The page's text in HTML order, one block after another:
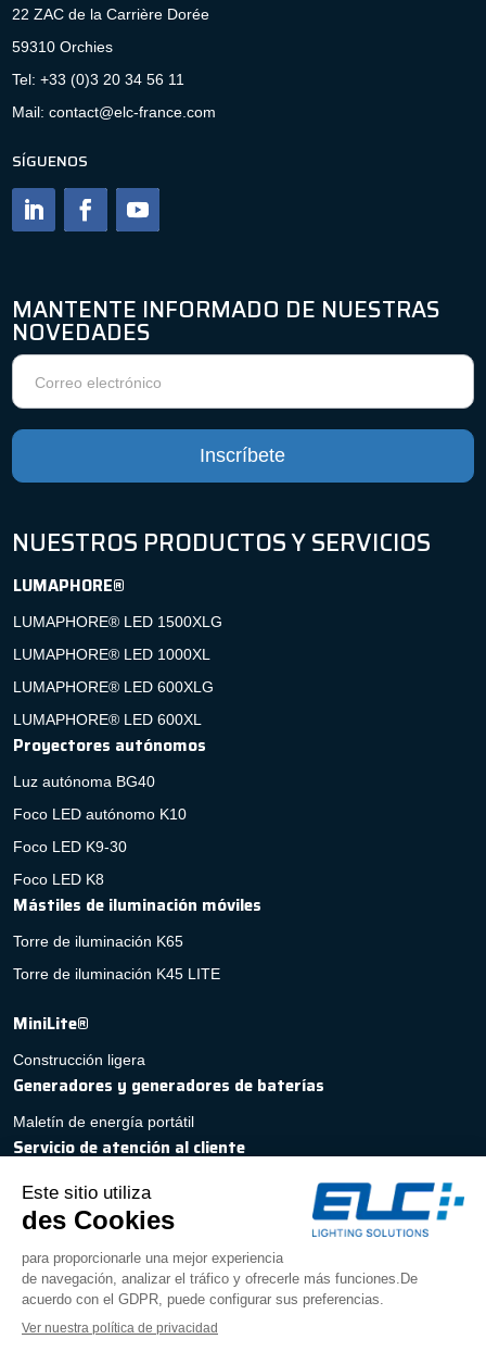
22 ZAC de la Carrière Dorée
59310 Orchies
Tel: +33 (0)3 20 34 56 11
Mail: contact@elc-france.com
SÍGUENOS
MANTENTE INFORMADO DE NUESTRAS
NOVEDADES
Boletín
de
noticias
Inscríbete
NUESTROS PRODUCTOS Y SERVICIOS
LUMAPHORE®
LUMAPHORE® LED 1500XLG
LUMAPHORE® LED 1000XL
LUMAPHORE® LED 600XLG
LUMAPHORE® LED 600XL
Proyectores autónomos
Luz autónoma BG40
Foco LED autónomo K10
Foco LED K9-30
Foco LED K8
Mástiles de iluminación móviles
Torre de iluminación K65
Torre de iluminación K45 LITE
MiniLite®
Construcción ligera
Generadores y generadores de baterías
Maletín de energía portátil
Servicio de atención al cliente
Presupuesto rápido y personalizado
Contacto
Servicio posventa
PREGUNTAS FRECUENTES